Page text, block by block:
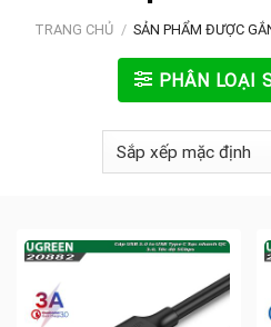
TRANG CHỦ / SẢN PHẨM ĐƯỢC
PHÂN LOẠI